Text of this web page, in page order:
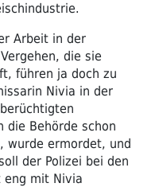
Arbeit in der
die sie
führen ja doch zu
Nivia in der
die Behörde schon
wurde ermordet, und
der Polizei bei den
eng mit Nivia